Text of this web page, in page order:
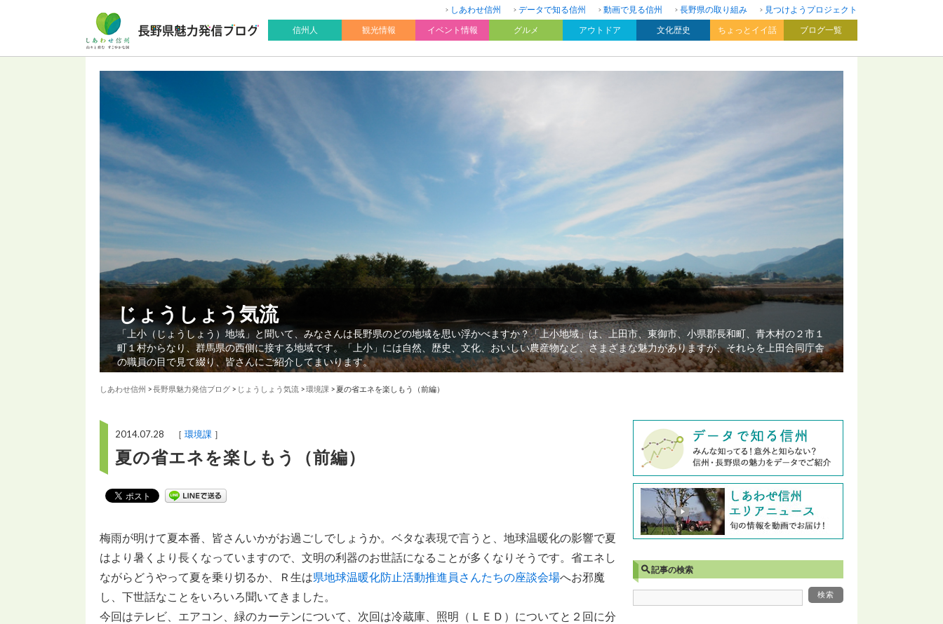
しあわせ信州 データで知る信州 動画で見る信州 長野県の取り組み
見つけようプロジェクト
信州人
観光情報 イベント情報 グルメ アウトドア 文化歴史 ちょっとイイ話 ブログ一覧
じょうしょう気流
「上小（じょうしょう）地域」と聞いて、みなさんは長野県のどの地域を思い浮かべますか？「上小地域」は、上田市、東御市、小県郡長和町、青木村の２市１
町１村からなり、群馬県の西側に接する地域です。「上小」には自然、歴史、文化、おいしい農産物など、さまざまな魅力がありますが、それらを上田合同庁舎
の職員の目で見て綴り、皆さんにご紹介してまいります。
しあわせ信州 >長野県魅力発信ブログ > じょうしょう気流 >環境課 >夏の省エネを楽しもう（前編）
2014.07.28 ［ 環境課 ］
夏の省エネを楽しもう（前編）
梅雨が明けて夏本番、皆さんいかがお過ごしでしょうか。ベタな表現で言うと、地球温暖化の影響で夏
はより暑くより長くなっていますので、文明の利器のお世話になることが多くなりそうです。省エネし
ながらどうやって夏を乗り切るか、Ｒ生は県地球温暖化防止活動推進員さんたちの座談会場へお邪魔
し、下世話なことをいろいろ聞いてきました。
今回はテレビ、エアコン、緑のカーテンについて、次回は冷蔵庫、照明（ＬＥＤ）についてと２回に分
記事の検索